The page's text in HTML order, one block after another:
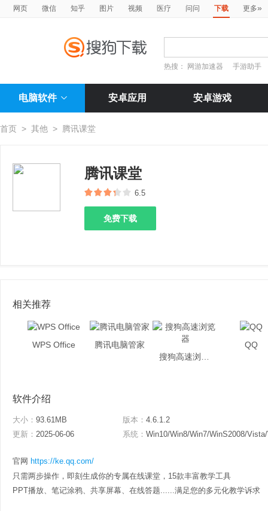
网页 微信 知乎 图片 视频 医疗 问问 下载 更多»
热搜： 网游加速器 手游助手
电脑软件 安卓应用 安卓游戏
首页 > 其他 > 腾讯课堂
腾讯课堂
6.5
免费下载
相关推荐
WPS Office
腾讯电脑管家
QQ
软件介绍
大小： 93.61MB 版本： 4.6.1.2
更新： 2025-06-06 系统： Win10/Win8/Win7/WinS2008/
官网 https://ke.qq.com/
只需两步操作，即刻生成你的专属在线课堂，15款丰富教学工具
PPT播放、笔记涂鸦、共享屏幕、在线答题......满足您的多元化教学诉求